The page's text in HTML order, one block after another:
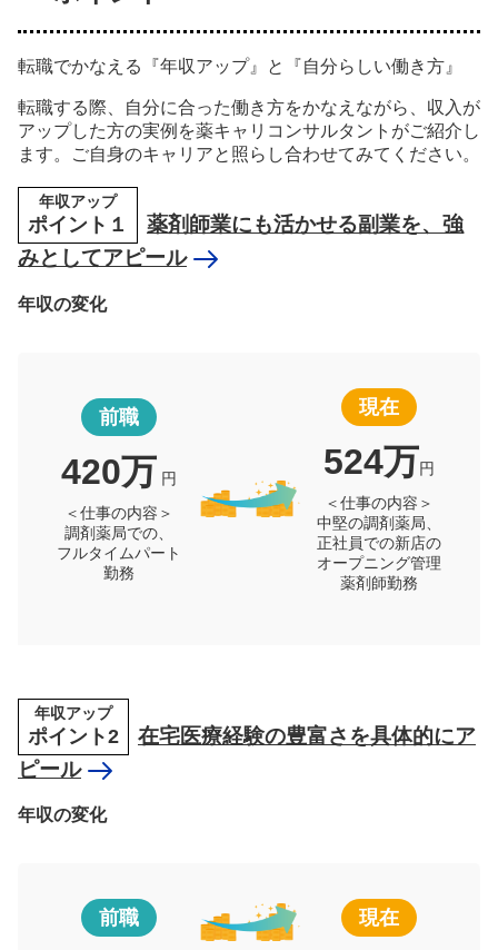
転職でかなえる『年収アップ』と『自分らしい働き方』
転職する際、自分に合った働き方をかなえながら、収入が
アップした方の実例を薬キャリコンサルタントがご紹介し
ます。ご自身のキャリアと照らし合わせてみてください。
年収アップ
ポイント１
薬剤師業にも活かせる副業を、強
みとしてアピール
年収の変化
前職
420万 円
＜仕事の内容＞
調剤薬局での、
フルタイムパート
勤務
現在
524万円
＜仕事の内容＞
中堅の調剤薬局、
正社員での新店の
オープニング管理
薬剤師勤務
年収アップ
ポイント2
在宅医療経験の豊富さを具体的にア
ピール
年収の変化
前職 現在